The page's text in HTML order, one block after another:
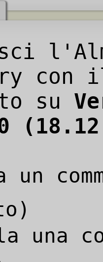
con
su
un
una